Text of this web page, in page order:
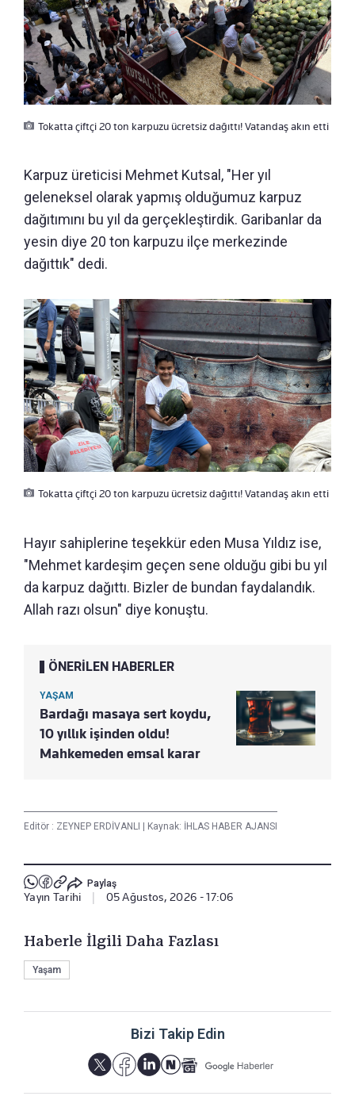
Tokatta çiftçi 20 ton karpuzu ücretsiz dağıttı! Vatandaş akın etti
Karpuz üreticisi Mehmet Kutsal, "Her yıl
geleneksel olarak yapmış olduğumuz karpuz
dağıtımını bu yıl da gerçekleştirdik. Garibanlar da
yesin diye 20 ton karpuzu ilçe merkezinde
dağıttık" dedi.
Tokatta çiftçi 20 ton karpuzu ücretsiz dağıttı! Vatandaş akın etti
Hayır sahiplerine teşekkür eden Musa Yıldız ise,
"Mehmet kardeşim geçen sene olduğu gibi bu yıl
da karpuz dağıttı. Bizler de bundan faydalandık.
Allah razı olsun" diye konuştu.
ÖNERİLEN HABERLER
YAŞAM
Bardağı masaya sert koydu,
10 yıllık işinden oldu!
Mahkemeden emsal karar
Editör : ZEYNEP ERDİVANLI Kaynak: İHLAS HABER AJANSI
Paylaş
Yayın Tarihi 05 Ağustos, 2026 - 17:06
Haberle İlgili Daha Fazlası
Yaşam
Bizi Takip Edin